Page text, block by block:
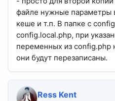
файле нужные параметры
кеше и т.п. В папке с
config.local.php, при
переменных из config.php
они будут перезаписаны.
Ress Kent